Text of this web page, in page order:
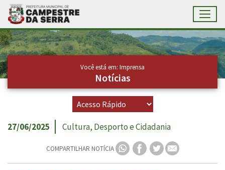
Ir para conteúdo principal
Conteúdo Principal
Você está em: Imprensa
Notícias
27/06/2025 Cultura, Desporto e Cidadania
COMPARTILHAR NOTÍCIA